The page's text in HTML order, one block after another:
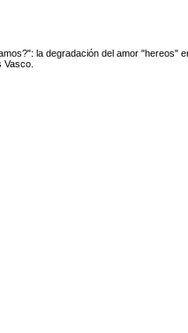
la degradación del amor "hereos"
Vasco.